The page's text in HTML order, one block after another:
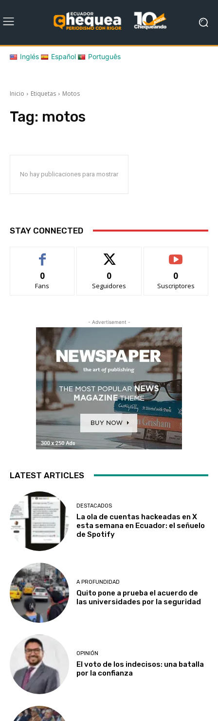
Inglés Español Português
Inicio Etiquetas Motos
Tag: motos
No hay publicaciones para mostrar
STAY CONNECTED
0
Fans
0
Seguidores
0
Suscriptores
- Advertisement -
LATEST ARTICLES
DESTACADOS
La ola de cuentas hackeadas en X
esta semana en Ecuador: el señuelo
de Spotify
A PROFUNDIDAD
Quito pone a prueba el acuerdo de
las universidades por la seguridad
OPINIÓN
El voto de los indecisos: una batalla
por la confianza